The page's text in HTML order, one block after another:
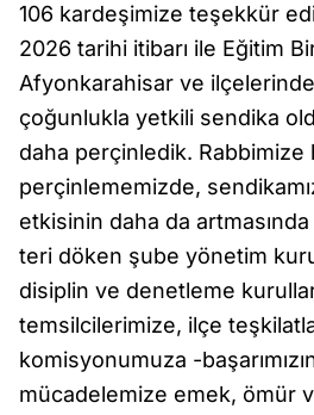
106 kardeşimize teşekkür
2026 tarihi itibarı ile Eğitim
Afyonkarahisar ve
çoğunlukla yetkili sendika
daha perçinledik.
perçinlememizde,
etkisinin daha da
teri döken şube yönetim
disiplin ve denetleme
temsilcilerimize, ilçe
komisyonumuza -
mücadelemize emek, ömür